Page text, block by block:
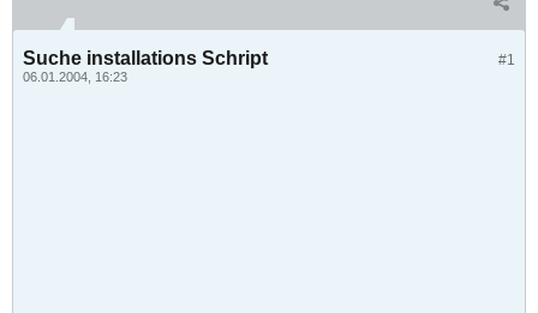
#1
Suche installations Schript
06.01.2004, 16:23